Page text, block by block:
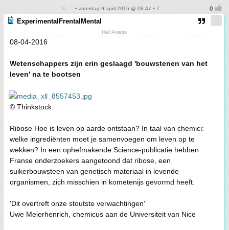
• zaterdag 9 april 2016 @ 08:47 • 7
ExperimentalFrentalMental
Hell Awaits
08-04-2016
Wetenschappers zijn erin geslaagd 'bouwstenen van het
leven' na te bootsen
© Thinkstock.
Ribose Hoe is leven op aarde ontstaan? In taal van chemici:
welke ingrediënten moet je samenvoegen om leven op te
wekken? In een ophefmakende Science-publicatie hebben
Franse onderzoekers aangetoond dat ribose, een
suikerbouwsteen van genetisch materiaal in levende
organismen, zich misschien in kometenijs gevormd heeft.
'Dit overtreft onze stoutste verwachtingen'
Uwe Meierhenrich, chemicus aan de Universiteit van Nice